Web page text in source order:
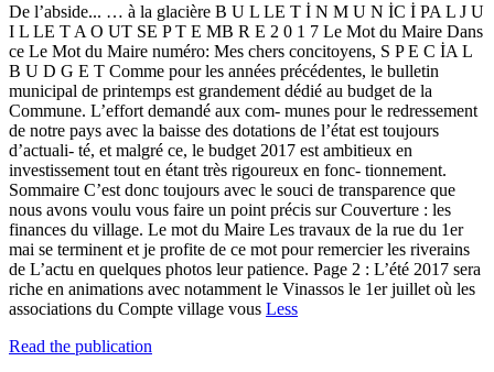
De l’abside... … à la glacière B U L LE T İ N M U N İC İ PA L J U
I L LE T A O UT SE P T E MB R E 2 0 1 7 Le Mot du Maire Dans
ce Le Mot du Maire numéro: Mes chers concitoyens, S P E C İA L
B U D G E T Comme pour les années précédentes, le bulletin
municipal de printemps est grandement dédié au budget de la
Commune. L’effort demandé aux com- munes pour le redressement
de notre pays avec la baisse des dotations de l’état est toujours
d’actuali- té, et malgré ce, le budget 2017 est ambitieux en
investissement tout en étant très rigoureux en fonc- tionnement.
Sommaire C’est donc toujours avec le souci de transparence que
nous avons voulu vous faire un point précis sur Couverture : les
finances du village. Le mot du Maire Les travaux de la rue du 1er
mai se terminent et je profite de ce mot pour remercier les riverains
de L’actu en quelques photos leur patience. Page 2 : L’été 2017 sera
riche en animations avec notamment le Vinassos le 1er juillet où les
associations du Compte village vous Less
Read the publication